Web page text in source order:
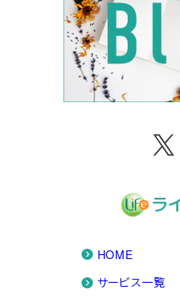
X
HOME
サービス一覧